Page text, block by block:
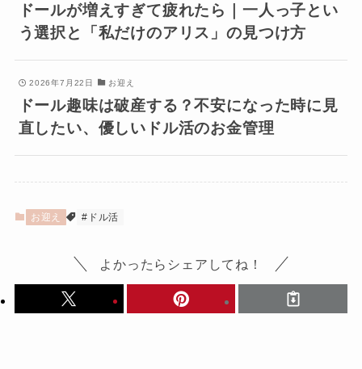
ドールが増えすぎて疲れたら｜一人っ子とい
う選択と「私だけのアリス」の見つけ方
2026年7月22日 お迎え
ドール趣味は破産する？不安になった時に見
直したい、優しいドル活のお金管理
お迎え #ドル活
よかったらシェアしてね！